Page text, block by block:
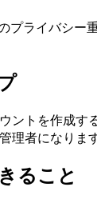
プライバシー
ントを作成す
理者になります
ること